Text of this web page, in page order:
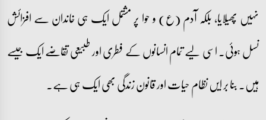
نہیں پھیلایا، بلکہ آدم (ع) و حوا پر مشتمل ایک ہی خاندان سے افزائش
نسل ہوئی۔ اسی لیے تمام انسانوں کے فطری اور طبیعی تقاضے ایک جیسے
ہیں۔ بنا بر ایں نظام حیات اور قانون زندگی بھی ایک ہی ہے۔